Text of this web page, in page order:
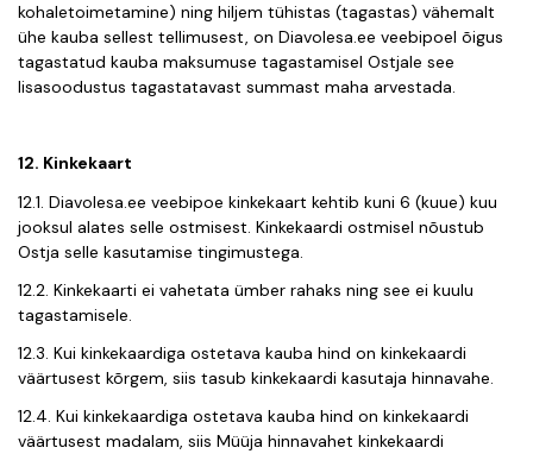
kohaletoimetamine) ning hiljem tühistas (tagastas) vähemalt
ühe kauba sellest tellimusest, on Diavolesa.ee veebipoel õigus
tagastatud kauba maksumuse tagastamisel Ostjale see
lisasoodustus tagastatavast summast maha arvestada.
12. Kinkekaart
12.1. Diavolesa.ee veebipoe kinkekaart kehtib kuni 6 (kuue) kuu
jooksul alates selle ostmisest. Kinkekaardi ostmisel nõustub
Ostja selle kasutamise tingimustega.
12.2. Kinkekaarti ei vahetata ümber rahaks ning see ei kuulu
tagastamisele.
12.3. Kui kinkekaardiga ostetava kauba hind on kinkekaardi
väärtusest kõrgem, siis tasub kinkekaardi kasutaja hinnavahe.
12.4. Kui kinkekaardiga ostetava kauba hind on kinkekaardi
väärtusest madalam, siis Müüja hinnavahet kinkekaardi